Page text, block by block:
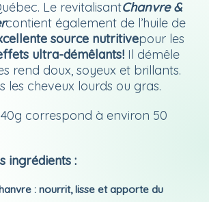
Le revitalisantChanvre &
contient également de l’huile de
source nutritivepour les
ultra-démêlants! Il démêle
rend doux, soyeux et brillants.
les cheveux lourds ou gras.
correspond à environ 50
ingrédients :
: nourrit, lisse et apporte du